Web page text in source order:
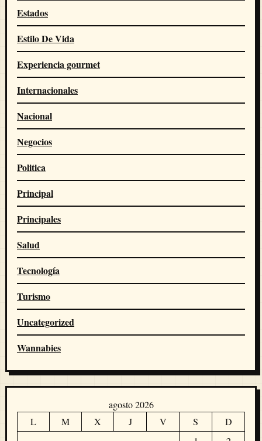
Estados
Estilo De Vida
Experiencia gourmet
Internacionales
Nacional
Negocios
Politica
Principal
Principales
Salud
Tecnología
Turismo
Uncategorized
Wannabies
agosto 2026
L
M X J V S
D